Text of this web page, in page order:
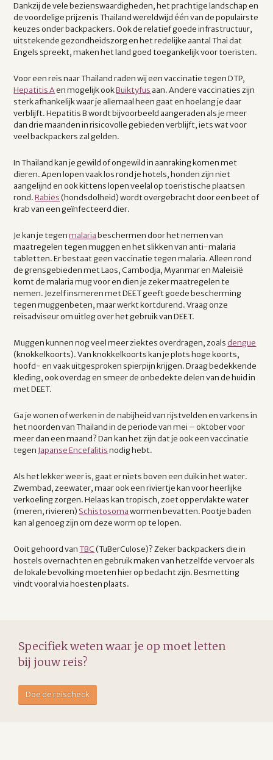
Dankzij de vele bezienswaardigheden, het prachtige landschap en
de voordelige prijzen is Thailand wereldwijd één van de populairste
keuzes onder backpackers. Ook de relatief goede infrastructuur,
uitstekende gezondheidszorg en het redelijke aantal Thai dat
Engels spreekt, maken het land goed toegankelijk voor toeristen.
Voor een reis naar Thailand raden wij een vaccinatie tegen DTP,
Hepatitis Aen mogelijk ookBuiktyfus aan. Andere vaccinaties zijn
sterk afhankelijk waar je allemaal heen gaat en hoelang je daar
verblijft. Hepatitis B wordt bijvoorbeeld aangeraden als je meer
dan drie maanden in risicovolle gebieden verblijft, iets wat voor
veel backpackers zal gelden.
In Thailand kan je gewild of ongewild in aanraking komen met
dieren. Apen lopen vaak los rond je hotels, honden zijn niet
aangelijnd en ook kittens lopen veelal op toeristische plaatsen
rond.Rabiës(hondsdolheid) wordt overgebracht door een beet of
krab van een geïnfecteerd dier.
Je kan je tegenmalariabeschermen door het nemen van
maatregelen tegen muggen en het slikken van anti-malaria
tabletten. Er bestaat geen vaccinatie tegen malaria. Alleen rond
de grensgebieden met Laos, Cambodja, Myanmar en Maleisië
komt de malaria mug voor en dien je zeker maatregelen te
nemen. Jezelf insmeren met DEET geeft goede bescherming
tegen muggenbeten, maar werkt kortdurend. Vraag onze
reisadviseur om uitleg over het gebruik van DEET.
Muggen kunnen nog veel meer ziektes overdragen, zoals dengue
(knokkelkoorts). Van knokkelkoorts kan je plots hoge koorts,
hoofd- en vaak uitgesproken spierpijn krijgen. Draag bedekkende
kleding, ook overdag en smeer de onbedekte delen van de huid in
met DEET.
Ga je wonen of werken in de nabijheid van rijstvelden en varkens in
het noorden van Thailand in de periode van mei – oktober voor
meer dan een maand? Dan kan het zijn dat je ook een vaccinatie
tegen Japanse Encefalitisnodig hebt.
Als het lekker weer is, gaat er niets boven een duik in het water.
Zwembad, zeewater, maar ook een riviertje kan voor heerlijke
verkoeling zorgen. Helaas kan tropisch, zoet oppervlakte water
(meren, rivieren) Schistosomawormen bevatten. Pootje baden
kan al genoeg zijn om deze worm op te lopen.
Ooit gehoord vanTBC(TuBerCulose)? Zeker backpackers die in
hostels overnachten en gebruik maken van hetzelfde vervoer als
de lokale bevolking moeten hier op bedacht zijn. Besmetting
vindt vooral via hoesten plaats.
Specifiek weten waar je op moet letten
bij jouw reis?
Doe de reischeck